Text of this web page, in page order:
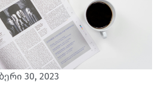
30, 2023